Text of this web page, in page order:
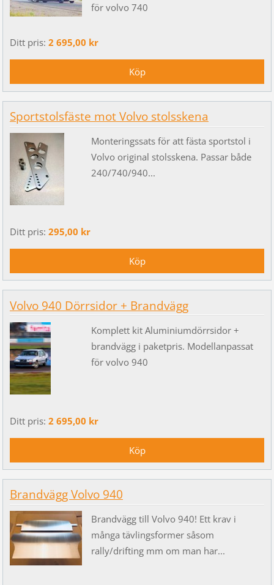
för volvo 740
Ditt pris: 2 695,00 kr
Sportstolsfäste mot Volvo stolsskena
Monteringssats för att fästa sportstol i
Volvo original stolsskena. Passar både
240/740/940...
Ditt pris: 295,00 kr
Volvo 940 Dörrsidor + Brandvägg
Komplett kit Aluminiumdörrsidor +
brandvägg i paketpris. Modellanpassat
för volvo 940
Ditt pris: 2 695,00 kr
Brandvägg Volvo 940
Brandvägg till Volvo 940! Ett krav i
många tävlingsformer såsom
rally/drifting mm om man har...